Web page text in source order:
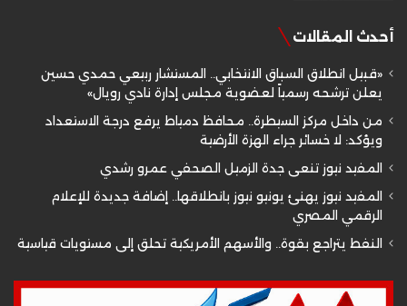
أحدث المقالات
«قبيل انطلاق السباق الانتخابي.. المستشار ربيعي حمدي حسين
يعلن ترشحه رسمياً لعضوية مجلس إدارة نادي رويال»
من داخل مركز السيطرة.. محافظ دمياط يرفع درجة الاستعداد
ويؤكد: لا خسائر جراء الهزة الأرضية
المفيد نيوز تنعى جدة الزميل الصحفي عمرو رشدي
المفيد نيوز يهنئ يونيو نيوز بانطلاقها.. إضافة جديدة للإعلام
الرقمي المصري
النفط يتراجع بقوة.. والأسهم الأمريكية تحلق إلى مستويات قياسية